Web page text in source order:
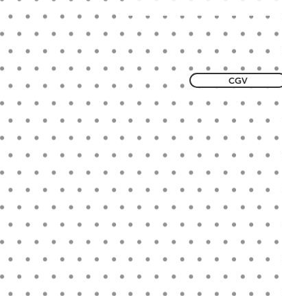
CGV